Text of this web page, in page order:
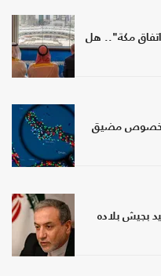
مكة".. هل
بخصوص مضيق
بجيش بلاده